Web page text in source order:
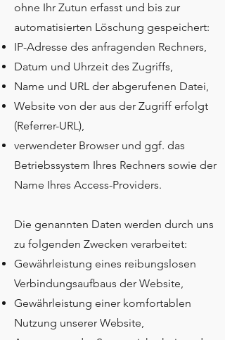
ohne Ihr Zutun erfasst und bis zur
automatisierten Löschung gespeichert:
IP-Adresse des anfragenden Rechners,
Datum und Uhrzeit des Zugriffs,
Name und URL der abgerufenen Datei,
Website von der aus der Zugriff erfolgt
(Referrer-URL),
verwendeter Browser und ggf. das
Betriebssystem Ihres Rechners sowie der
Name Ihres Access-Providers.
Die genannten Daten werden durch uns
zu folgenden Zwecken verarbeitet:
Gewährleistung eines reibungslosen
Verbindungsaufbaus der Website,
Gewährleistung einer komfortablen
Nutzung unserer Website,